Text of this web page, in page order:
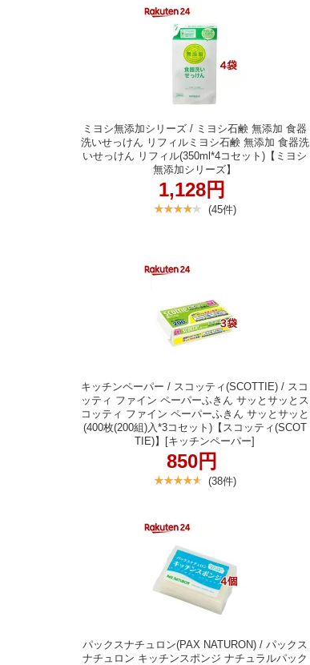
ミヨシ無添加シリーズ / ミヨシ石鹸 無添加 食器
洗いせっけん リフィルミヨシ石鹸 無添加 食器洗
いせっけん リフィル(350ml*4コセット)【ミヨシ
無添加シリーズ】
1,128円
(45件)
キッチンペーパー / スコッティ(SCOTTIE) / スコ
ッティ ファイン ペーパーふきん サッとサッとス
コッティ ファイン ペーパーふきん サッとサッと
(400枚(200組)入*3コセット)【スコッティ(SCOT
TIE)】[キッチンペーパー]
850円
(38件)
パックスナチュロン(PAX NATURON) / パックス
ナチュロン キッチンスポンジ ナチュラルパック